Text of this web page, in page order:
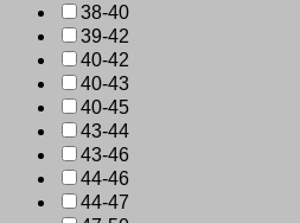
38-40
39-42
40-42
40-43
40-45
43-44
43-46
44-46
44-47